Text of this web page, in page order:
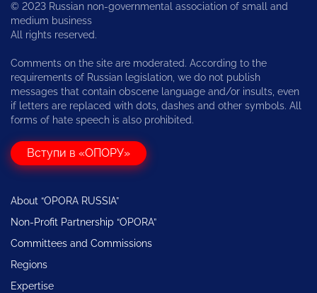
© 2023 Russian non-governmental association of small and
medium business
All rights reserved.
Comments on the site are moderated. According to the
requirements of Russian legislation, we do not publish
messages that contain obscene language and/or insults, even
if letters are replaced with dots, dashes and other symbols. All
forms of hate speech is also prohibited.
Вступи в «ОПОРУ»
About “OPORA RUSSIA”
Non-Profit Partnership “OPORA”
Committees and Commissions
Regions
Expertise